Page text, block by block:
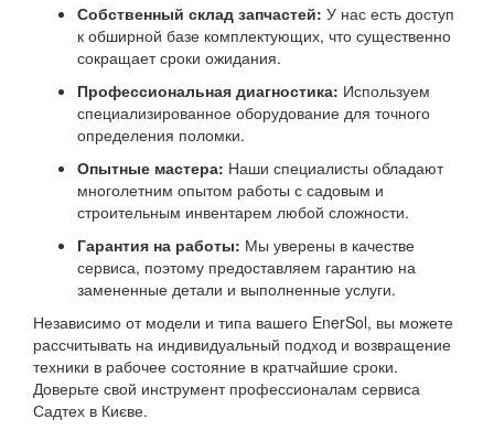
Собственный склад запчастей: У нас есть доступ
к обширной базе комплектующих, что существенно
сокращает сроки ожидания.
Профессиональная диагностика: Используем
специализированное оборудование для точного
определения поломки.
Опытные мастера: Наши специалисты обладают
многолетним опытом работы с садовым и
строительным инвентарем любой сложности.
Гарантия на работы: Мы уверены в качестве
сервиса, поэтому предоставляем гарантию на
замененные детали и выполненные услуги.
Независимо от модели и типа вашего EnerSol, вы можете
рассчитывать на индивидуальный подход и возвращение
техники в рабочее состояние в кратчайшие сроки.
Доверьте свой инструмент профессионалам сервиса
Садтех в Києве.